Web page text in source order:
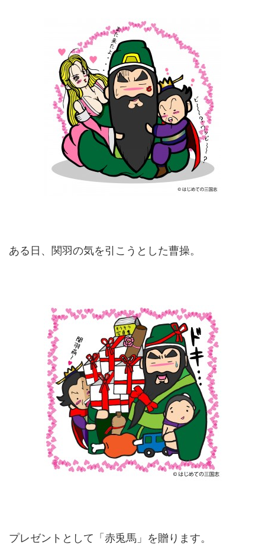
ある日、関羽の気を引こうとした曹操。
プレゼントとして「赤兎馬」を贈ります。